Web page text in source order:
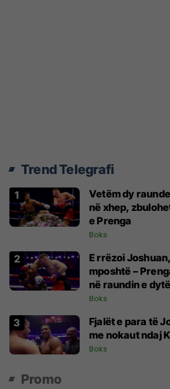
Trend Telegrafi
Vetëm dy
në xhep,
e Prenga
Boks
E rrëzoi
mposhtë –
në raundin e dytë
Boks
Fjalët e para të
me nokaut ndaj
Boks
Promo